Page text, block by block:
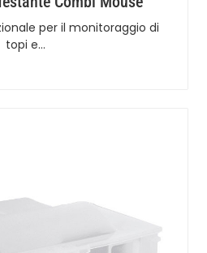
per il monitoraggio di
topi e…